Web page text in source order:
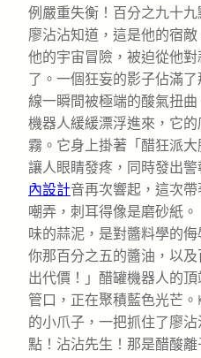
例嚴重失衡！百分之九十九
廖沾沾知道，這是他的宿
他的宇宙冒險，被迫從他
了。一個狂妄的影子佔滿
線一瞬間被極端的酸氣扭
機器人緩緩漂浮進來，它
霧。它身上掛著「醋狂派
讓人眼睛發疼，同時發出
內設計音再次響起，這次
嘲弄，刺耳得像是磨砂紙
味的蒜泥，是對醬料學的
你那百分之五的醬油，以
出代價！」醋罐機器人的
管口，正在聚積藍色光芒
的小爪子，一把抓住了廖
點！沾沾先生！那是醋酸